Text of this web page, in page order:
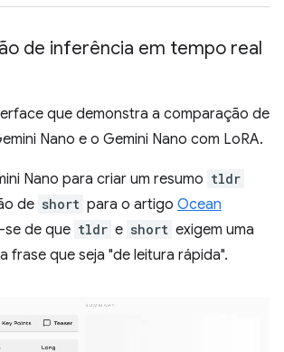
de inferência em tempo real
que demonstra a comparação de
Nano e o Gemini Nano com LoRA.
Nano para criar um resumo tldr
de short para o artigo Ocean
se de que tldr e short exigem uma
frase que seja "de leitura rápida".